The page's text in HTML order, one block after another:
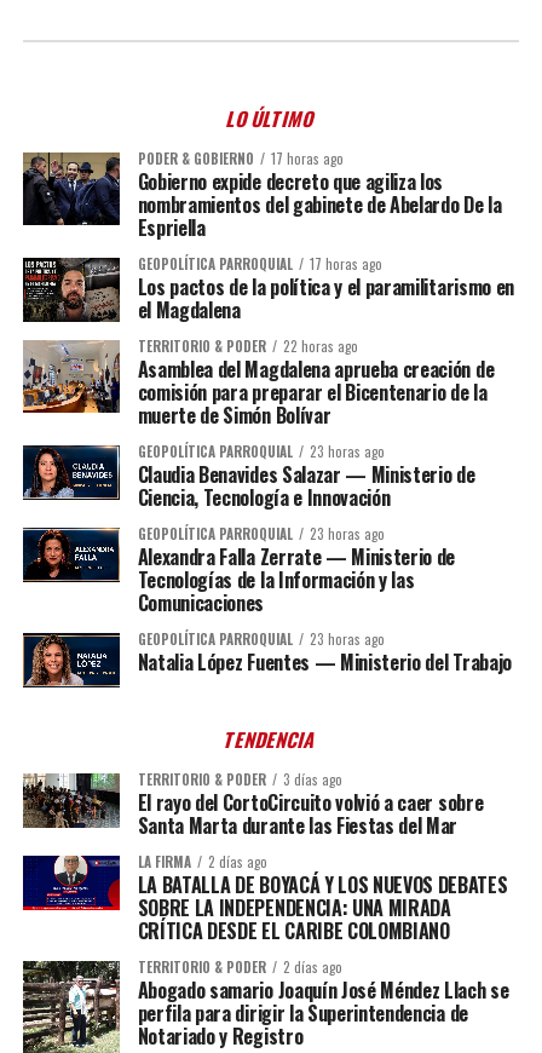
LO ÚLTIMO
PODER & GOBIERNO 17 horas ago
Gobierno expide decreto que agiliza los
nombramientos del gabinete de Abelardo De la
Espriella
GEOPOLÍTICA PARROQUIAL 17 horas ago
Los pactos de la política y el paramilitarismo en
el Magdalena
TERRITORIO & PODER 22 horas ago
Asamblea del Magdalena aprueba creación de
comisión para preparar el Bicentenario de la
muerte de Simón Bolívar
GEOPOLÍTICA PARROQUIAL 23 horas ago
Claudia Benavides Salazar — Ministerio de
Ciencia, Tecnología e Innovación
GEOPOLÍTICA PARROQUIAL 23 horas ago
Alexandra Falla Zerrate — Ministerio de
Tecnologías de la Información y las
Comunicaciones
GEOPOLÍTICA PARROQUIAL 23 horas ago
Natalia López Fuentes — Ministerio del Trabajo
TENDENCIA
TERRITORIO & PODER 3 días ago
El rayo del CortoCircuito volvió a caer sobre
Santa Marta durante las Fiestas del Mar
LA FIRMA 2 días ago
LA BATALLA DE BOYACÁ Y LOS NUEVOS DEBATES
SOBRE LA INDEPENDENCIA: UNA MIRADA
CRÍTICA DESDE EL CARIBE COLOMBIANO
TERRITORIO & PODER 2 días ago
Abogado samario Joaquín José Méndez Llach se
perfila para dirigir la Superintendencia de
Notariado y Registro